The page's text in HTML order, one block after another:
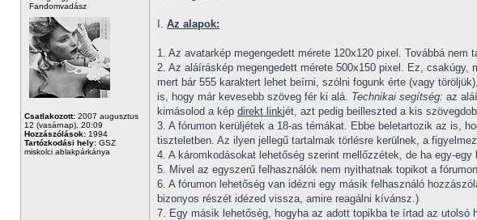
Fandomvadász
Csatlakozott: 2007 augusztus
12 (vasárnap), 20:09
Hozzászólások: 1994
Tartózkodási hely: GSZ
miskolci ablakpárkánya
I. Az alapok:
1. Az avatarkép megengedett mérete 120x120 pixel. Továbbá
2. Az aláíráskép megengedett mérete 500x150 pixel. Ez,
mert bár 555 karaktert lehet beírni, szólni fogunk érte (vagy
is, hogy már kevesebb szöveg fér ki alá. Technikai segítség: az
kimásolod a kép direkt linkjét, azt pedig beilleszted a kis
3. A fórumon kerüljétek a 18-as témákat. Ebbe beletartozik az is,
tiszteletben. Az ilyen jellegű tartalmak törlésre kerülnek, a
4. A káromkodásokat lehetőség szerint mellőzzétek, de ha egy-
5. Mivel az egyszerű felhasználók nem nyithatnak topikot a
6. A fórumon lehetőség van idézni egy másik felhasználó
bizonyos részét idézed vissza, amire reagálni kívánsz.)
7. Egy másik lehetőség, hogyha az adott topikba te írtad az